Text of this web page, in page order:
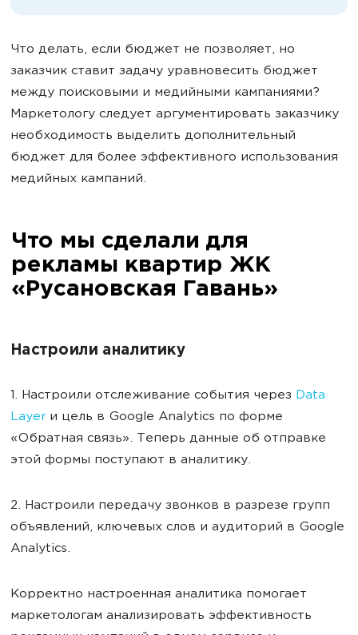
Что делать, если бюджет не позволяет, но
заказчик ставит задачу уравновесить бюджет
между поисковыми и медийными кампаниями?
Маркетологу следует аргументировать заказчику
необходимость выделить дополнительный
бюджет для более эффективного использования
медийных кампаний.
Что мы сделали для
рекламы квартир ЖК
«Русановская Гавань»
Настроили аналитику
1. Настроили отслеживание события через Data
Layerи цель в Google Analytics по форме
«Обратная связь». Теперь данные об отправке
этой формы поступают в аналитику.
2. Настроили передачу звонков в разрезе групп
объявлений, ключевых слов и аудиторий в Google
Analytics.
Корректно настроенная аналитика помогает
маркетологам анализировать эффективность